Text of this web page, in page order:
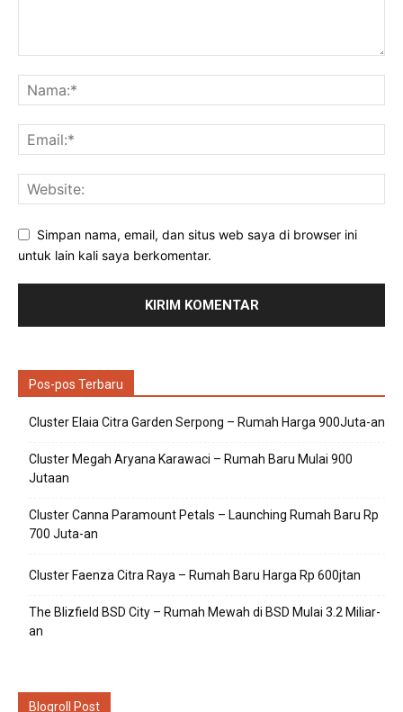
Simpan nama, email, dan situs web saya di browser ini
untuk lain kali saya berkomentar.
Pos-pos Terbaru
Cluster Elaia Citra Garden Serpong – Rumah Harga 900Juta-an
Cluster Megah Aryana Karawaci – Rumah Baru Mulai 900
Jutaan
Cluster Canna Paramount Petals – Launching Rumah Baru Rp
700 Juta-an
Cluster Faenza Citra Raya – Rumah Baru Harga Rp 600jtan
The Blizfield BSD City – Rumah Mewah di BSD Mulai 3.2 Miliar-
an
Blogroll Post